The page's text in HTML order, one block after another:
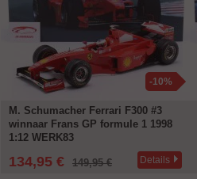
-10%
Eddie Irvine Ferrari F300 Tower
Wings #4 3e Imola GP formule 1
1998 1:12 WERK83
134,95 € 149,95 € Details